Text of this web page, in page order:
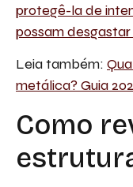
protegê-la de
possam
Leia também:
metálica? Guia
Como